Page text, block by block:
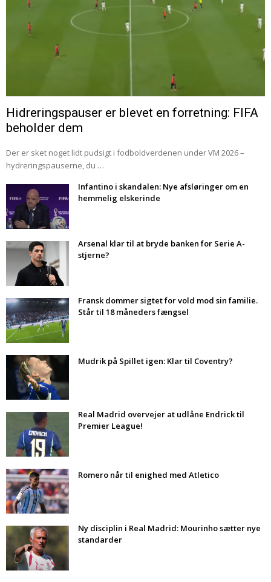
Hidreringspauser er blevet en forretning: FIFA
beholder dem
Der er sket noget lidt pudsigt i fodboldverdenen under VM 2026 –
hydreringspauserne, du …
Infantino i skandalen: Nye afsløringer om en
hemmelig elskerinde
Arsenal klar til at bryde banken for Serie A-
stjerne?
Fransk dommer sigtet for vold mod sin familie.
Står til 18 måneders fængsel
Mudrik på Spillet igen: Klar til Coventry?
Real Madrid overvejer at udlåne Endrick til
Premier League!
Romero når til enighed med Atletico
Ny disciplin i Real Madrid: Mourinho sætter nye
standarder